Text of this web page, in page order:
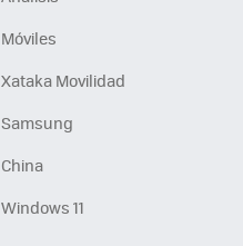
Móviles
Xataka Movilidad
Samsung
China
Windows 11